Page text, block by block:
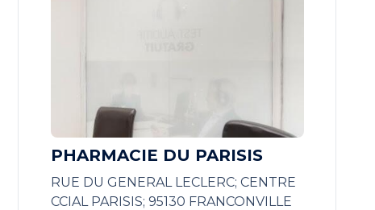
PHARMACIE DU PARISIS
RUE DU GENERAL LECLERC; CENTRE
CCIAL PARISIS; 95130 FRANCONVILLE